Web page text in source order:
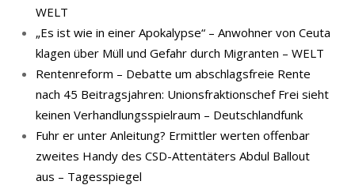
WELT
„Es ist wie in einer Apokalypse“ – Anwohner von Ceuta
klagen über Müll und Gefahr durch Migranten – WELT
Rentenreform – Debatte um abschlagsfreie Rente
nach 45 Beitragsjahren: Unionsfraktionschef Frei sieht
keinen Verhandlungsspielraum – Deutschlandfunk
Fuhr er unter Anleitung? Ermittler werten offenbar
zweites Handy des CSD-Attentäters Abdul Ballout
aus – Tagesspiegel